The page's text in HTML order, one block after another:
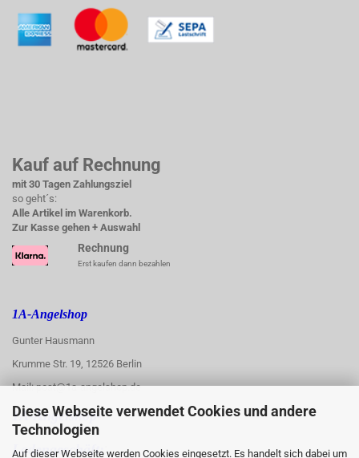
Diese Webseite verwendet Cookies und andere
Technologien
Auf dieser Webseite werden Cookies eingesetzt. Es handelt sich dabei um
Kauf auf Rechnung
mit 30 Tagen Zahlungsziel
so geht´s:
Alle Artikel im Warenkorb.
Zur Kasse gehen + Auswahl
Rechnung
Erst kaufen dann bezahlen
1A-Angelshop
Gunter Hausmann
Krumme Str. 19, 12526 Berlin
Mail: post@1a-angelshop.de
1A-Angelshop-
Ladengeschäft::